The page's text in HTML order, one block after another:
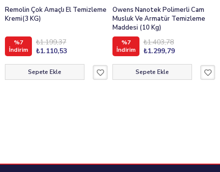
Remolin Çok Amaçlı El Temizleme
Kremi(3 KG)
%7
İndirim
₺1.110,53
₺1.199,37
Sepete Ekle
Owens Nanotek Polimerli Cam
Musluk Ve Armatür Temizleme
Maddesi (10 Kg)
%7
İndirim
₺1.299,79
₺1.403,78
Sepete Ekle